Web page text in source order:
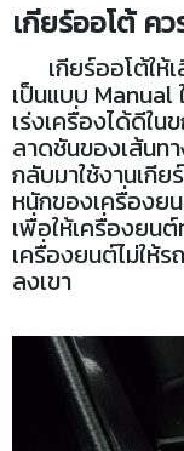
เกียร์ออโต้ ค
เกียร์ออโต้ให้เ
เป็นแบบ Manual
เร่งเครื่องได้ดีใ
ลาดชันของเส้นท
กลับมาใช้งานเกี
หนักของเครื่องย
เพื่อให้เครื่องยน
เครื่องยนต์ไม่ให้
ลงเขา